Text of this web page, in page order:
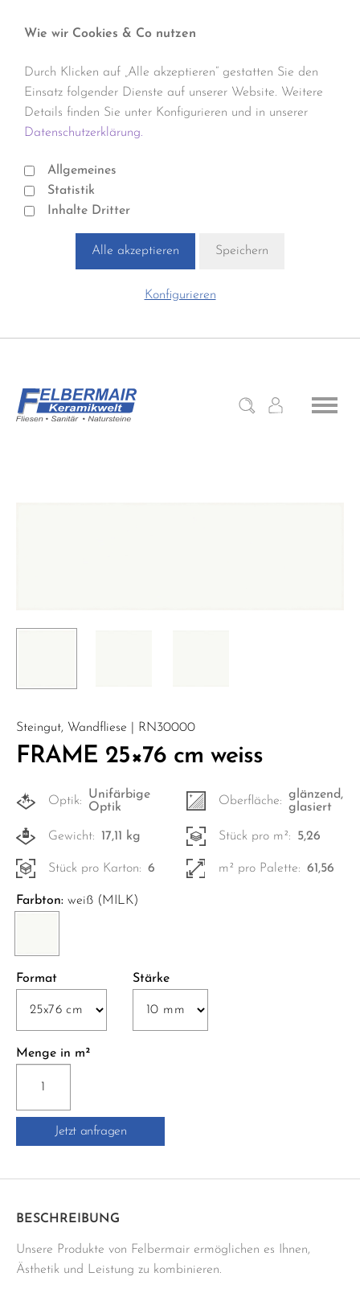
Wie wir Cookies & Co nutzen
Durch Klicken auf „Alle akzeptieren“ gestatten Sie den
Einsatz folgender Dienste auf unserer Website. Weitere
Details finden Sie unter Konfigurieren und in unserer
Datenschutzerklärung.
Allgemeines
Statistik
Inhalte Dritter
Alle akzeptieren Speichern
Konfigurieren
Steingut, Wandfliese | RN30000
FRAME 25×76 cm weiss
Optik:
Unifärbige
Optik
Oberfläche: glänzend,
glasiert
Gewicht: 17,11 kg Stück pro m²: 5,26
Stück pro Karton: 6 m² pro Palette: 61,56
Farbton: weiß (MILK)
Format Stärke
Menge in m²
25x76
cm
Jetzt anfragen
BESCHREIBUNG
Unsere Produkte von Felbermair ermöglichen es Ihnen,
Ästhetik und Leistung zu kombinieren.